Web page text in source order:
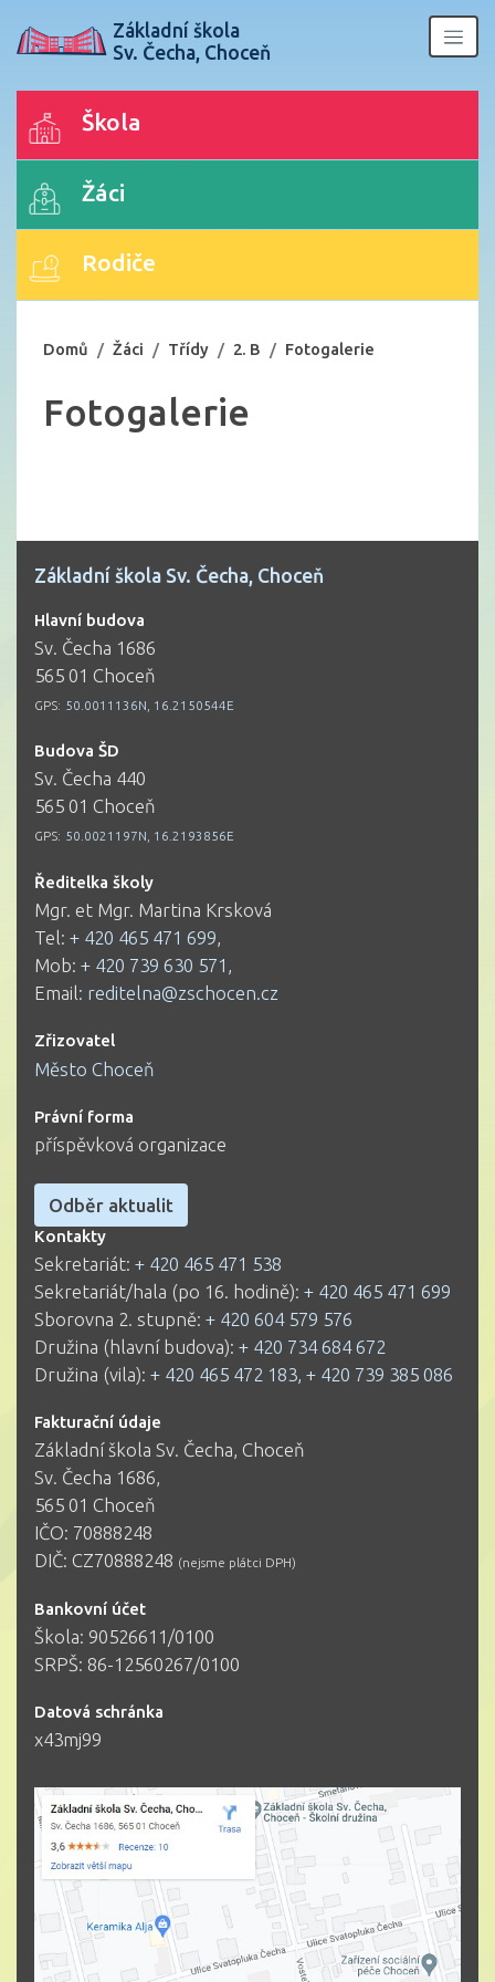
Základní škola
Sv. Čecha, Choceň
Škola
Žáci
Rodiče
Domů Žáci Třídy 2. B Fotogalerie
Fotogalerie
Základní škola Sv. Čecha, Choceň
Hlavní budova
Sv. Čecha 1686
565 01 Choceň
GPS: 50.0011136N, 16.2150544E
Budova ŠD
Sv. Čecha 440
565 01 Choceň
GPS: 50.0021197N, 16.2193856E
Ředitelka školy
Mgr. et Mgr. Martina Krsková
Tel: + 420 465 471 699,
Mob: + 420 739 630 571 ,
Email: reditelna@zschocen.cz
Zřizovatel
Město Choceň
Právní forma
příspěvková organizace
Odběr aktualit
Kontakty
Sekretariát: + 420 465 471 538
Sekretariát/hala (po 16. hodině): + 420 465 471 699
Sborovna 2. stupně: + 420 604 579 576
Družina (hlavní budova): + 420 734 684 672
Družina (vila): + 420 465 472 183 + 420 739 385 086
Fakturační údaje
Základní škola Sv. Čecha, Choceň
Sv. Čecha 1686,
565 01 Choceň
IČO: 70888248
DIČ: CZ70888248 (nejsme plátci DPH)
Bankovní účet
Škola: 90526611/0100
SRPŠ: 86-12560267/0100
Datová schránka
x43mj99